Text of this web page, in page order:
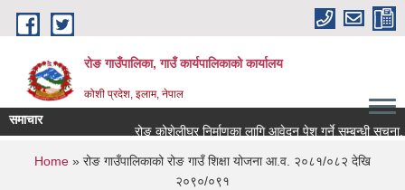
Skip to main content
रोङ गाउँपालिका, गाउँ कार्यपालिकाको कार्यालय
कोशी प्रदेश, इलाम, नेपाल
समाचार
रोङ कोशेलीघर निर्माणका लागि आवेदन पेश गर्ने सम्बन्धी सूचना.
You are here
Home » रोङ गाउँपालिकाको रोङ गाउँ शिक्षा योजना आ.व. २०८१/०८२ देखि
२०९०/०९१